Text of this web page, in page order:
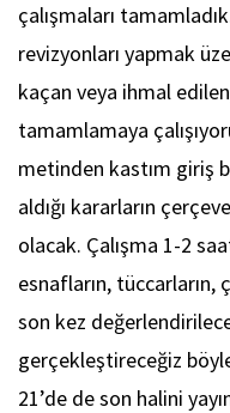
çalışmaları
revizyonları yapmak
kaçan veya ihmal
tamamlamaya
metinden kastım giriş
aldığı kararların
olacak. Çalışma 1-2
esnafların, tüccarların,
son kez
gerçekleştireceğiz
21’de de son halini